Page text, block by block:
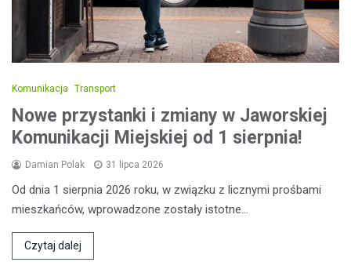
Komunikacja Transport
Nowe przystanki i zmiany w Jaworskiej
Komunikacji Miejskiej od 1 sierpnia!
Damian Polak 31 lipca 2026
Od dnia 1 sierpnia 2026 roku, w związku z licznymi prośbami
mieszkańców, wprowadzone zostały istotne…
Czytaj dalej